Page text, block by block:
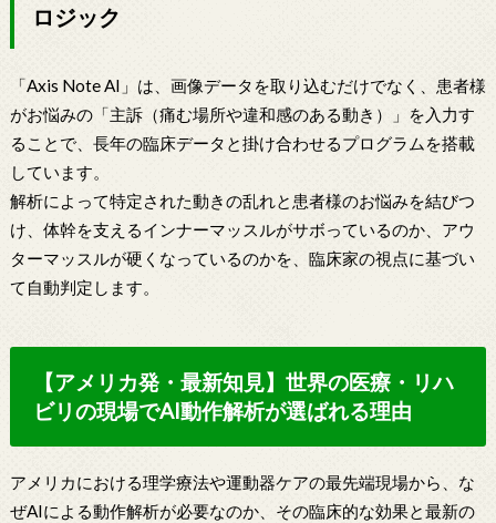
ロジック
「Axis Note AI」は、画像データを取り込むだけでなく、患者様
がお悩みの「主訴（痛む場所や違和感のある動き）」を入力す
ることで、長年の臨床データと掛け合わせるプログラムを搭載
しています。
解析によって特定された動きの乱れと患者様のお悩みを結びつ
け、体幹を支えるインナーマッスルがサボっているのか、アウ
ターマッスルが硬くなっているのかを、臨床家の視点に基づい
て自動判定します。
【アメリカ発・最新知見】世界の医療・リハ
ビリの現場でAI動作解析が選ばれる理由
アメリカにおける理学療法や運動器ケアの最先端現場から、な
ぜAIによる動作解析が必要なのか、その臨床的な効果と最新の